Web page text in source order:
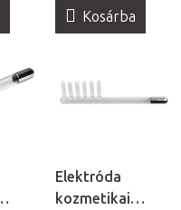
Kosárba
Elektróda
kozmetikai